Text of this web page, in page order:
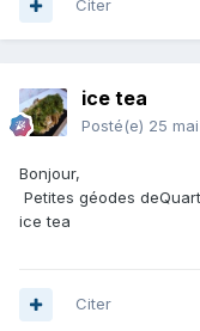
Citer
ice tea
Posté(e) 25
Bonjour,
Petites géodes
ice tea
Citer